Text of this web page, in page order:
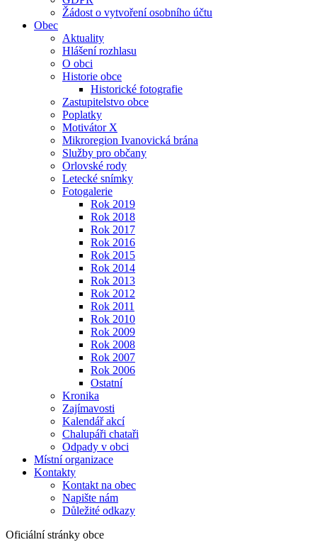
Žádost o vytvoření osobního účtu
Obec
Aktuality
Hlášení rozhlasu
O obci
Historie obce
Historické fotografie
Zastupitelstvo obce
Poplatky
Motivátor X
Mikroregion Ivanovická brána
Služby pro občany
Orlovské rody
Letecké snímky
Fotogalerie
Rok 2019
Rok 2018
Rok 2017
Rok 2016
Rok 2015
Rok 2014
Rok 2013
Rok 2012
Rok 2011
Rok 2010
Rok 2009
Rok 2008
Rok 2007
Rok 2006
Ostatní
Kronika
Zajímavosti
Kalendář akcí
Chalupáři chataři
Odpady v obci
Místní organizace
Kontakty
Kontakt na obec
Napište nám
Důležité odkazy
Oficiální stránky obce